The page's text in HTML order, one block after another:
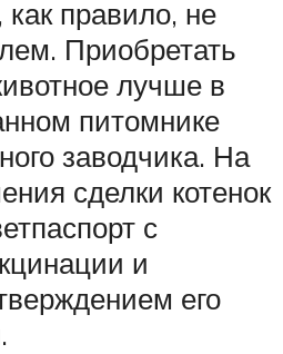
как правило, не
Приобретать
лучше в
питомнике
заводчика. На
сделки котенок
с
и
его